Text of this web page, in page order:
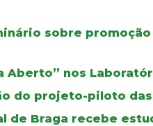
sobre
Aberto” nos
do projeto-piloto
de Braga recebe